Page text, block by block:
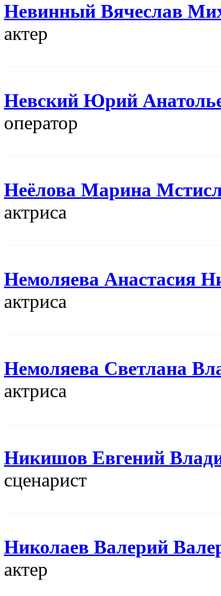
Невинный Вячеслав
актер
Невский Юрий
оператор
Неёлова Марина
актриса
Немоляева Анастасия
актриса
Немоляева Светлана
актриса
Никишов Евгений
сценарист
Николаев Валерий
актер